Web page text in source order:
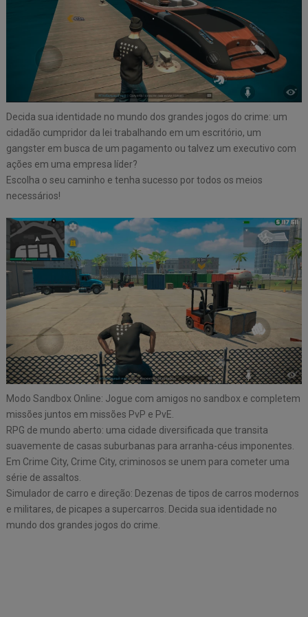
Decida sua identidade no mundo dos grandes jogos do crime: um
cidadão cumpridor da lei trabalhando em um escritório, um
gangster em busca de um pagamento ou talvez um executivo com
ações em uma empresa líder?
Escolha o seu caminho e tenha sucesso por todos os meios
necessários!
Modo Sandbox Online: Jogue com amigos no sandbox e completem
missões juntos em missões PvP e PvE.
RPG de mundo aberto: uma cidade diversificada que transita
suavemente de casas suburbanas para arranha-céus imponentes.
Em Crime City, Crime City, criminosos se unem para cometer uma
série de assaltos.
Simulador de carro e direção: Dezenas de tipos de carros modernos
e militares, de picapes a supercarros. Decida sua identidade no
mundo dos grandes jogos do crime.